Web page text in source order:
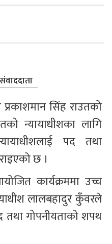
प्रकाशमान सिंह राउतको
न्यायाधीशका लागि
पद तथा
छ ।
कार्यक्रममा उच्च
लालबहादुर कुँवरले
तथा गोपनीयताको शपथ